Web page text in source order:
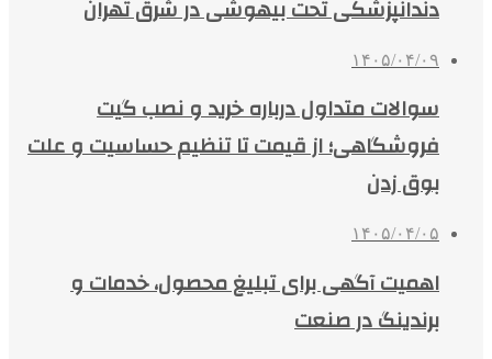
دندانپزشکی تحت بیهوشی در شرق تهران
۱۴۰۵/۰۴/۰۹
سوالات متداول درباره خرید و نصب گیت
فروشگاهی؛ از قیمت تا تنظیم حساسیت و علت
بوق زدن
۱۴۰۵/۰۴/۰۵
اهمیت آگهی برای تبلیغ محصول، خدمات و
برندینگ در صنعت